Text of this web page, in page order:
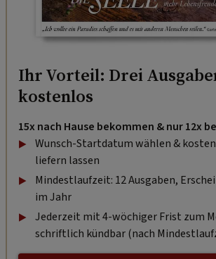
Ihr Vorteil: Drei
kostenlos
15x nach Hause bekommen & nur 12x
Wunsch-Startdatum wählen &
liefern lassen
Mindestlaufzeit: 12 Ausgaben,
im Jahr
Jederzeit mit 4-wöchiger Frist zum
schriftlich kündbar (nach